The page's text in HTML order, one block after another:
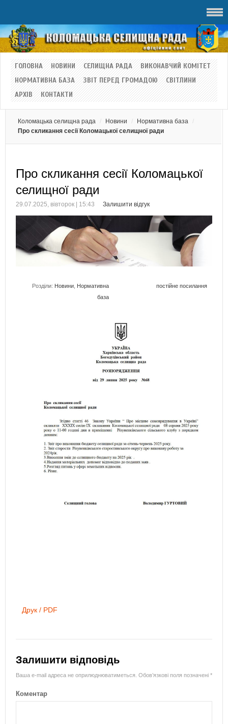
ГОЛОВНА НОВИНИ СЕЛИЩНА РАДА
ВИКОНАВЧИЙ КОМІТЕТ
НОРМАТИВНА БАЗА
ЗВІТ ПЕРЕД ГРОМАДОЮ
СВІТЛИНИ
АРХІВ
КОНТАКТИ
Коломацька селищна рада Новини
Нормативна база
Про скликання сесії Коломацької селищної ради
Про скликання сесії Коломацької
селищної ради
29.07.2025, вівторок | 15:43 Залишити відгук
Розділи: Новини Нормативна
база
постійне посилання
Друк / PDF
Залишити відповідь
Ваша e-mail адреса не оприлюднюватиметься. Обов’язкові поля позначені *
Коментар